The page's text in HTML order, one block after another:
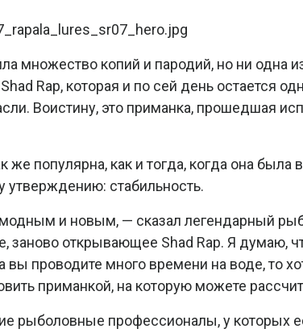
множество копий и пародий, но ни одна
Rap, которая и по сей день остается
Воистину, это приманка, прошедшая
же популярна, как и тогда, когда она была
утверждению: стабильность.
модным и новым, — сказал легендарный
открывающее Shad Rap. Я думаю,
проводите много времени на воде, то
приманкой, на которую можете
рыболовные профессионалы, у которых